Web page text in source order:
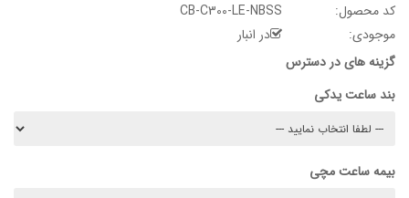
کد محصول:
موجودی:
در انبار
گزینه های در دسترس
بند ساعت یدکی
بیمه ساعت مچی